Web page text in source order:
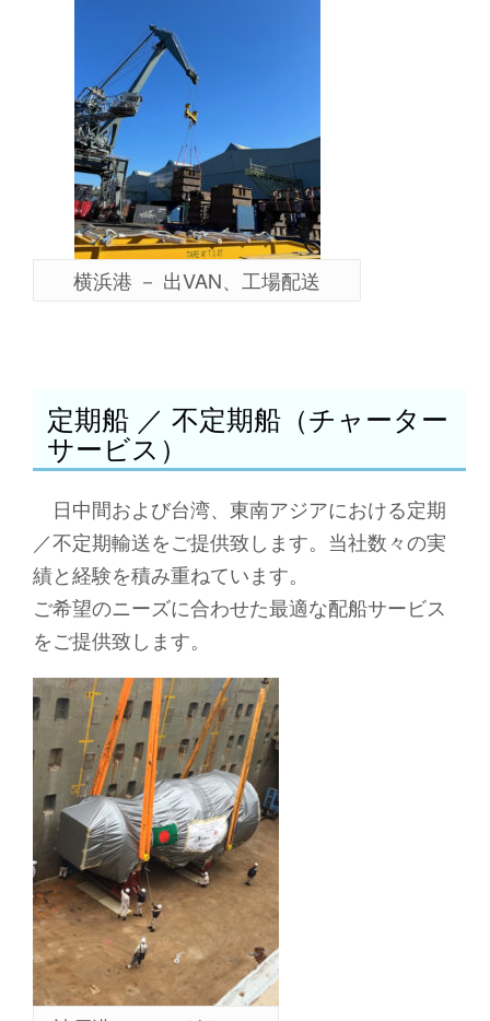
横浜港 － 出VAN、工場配送
定期船 ／ 不定期船（チャーター
サービス）
日中間および台湾、東南アジアにおける定期
／不定期輸送をご提供致します。当社数々の実
績と経験を積み重ねています。
ご希望のニーズに合わせた最適な配船サービス
をご提供致します。